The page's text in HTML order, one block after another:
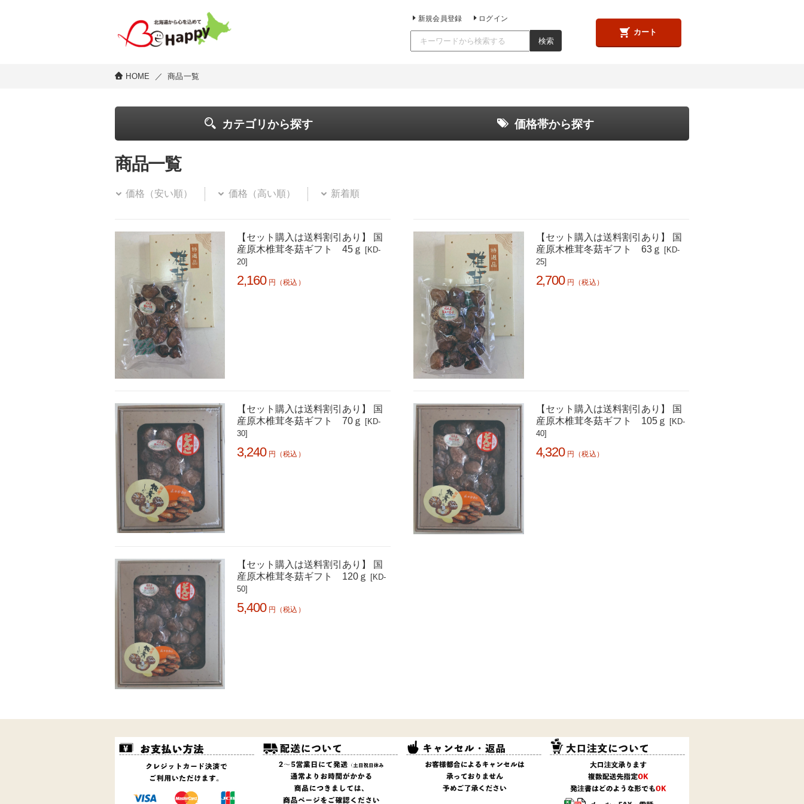
カート
新規会員登録 ログイン
HOME ／ 商品一覧
カテゴリから探す 価格帯から探す
商品一覧
価格（安い順） 価格（高い順） 新着順
【セット購入は送料割引あり】 国
産原木椎茸冬菇ギフト 45ｇ
[KD-
20]
2,160 円（税込）
【セット購入は送料割引あり】 国
産原木椎茸冬菇ギフト 63ｇ
[KD-
25]
2,700 円（税込）
【セット購入は送料割引あり】 国
産原木椎茸冬菇ギフト 70ｇ
[KD-
30]
3,240 円（税込）
【セット購入は送料割引あり】 国
産原木椎茸冬菇ギフト 105ｇ
[KD-
40]
4,320 円（税込）
【セット購入は送料割引あり】 国
産原木椎茸冬菇ギフト 120ｇ
[KD-
50]
5,400 円（税込）